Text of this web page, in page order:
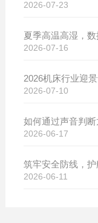
2026-07-23
2026-07-16
2026-07-10
如何通过声音判
2026-06-17
2026-06-11